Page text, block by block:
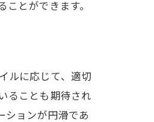
とができます。
ルに応じて、適切
ることも期待され
ションが円滑であ